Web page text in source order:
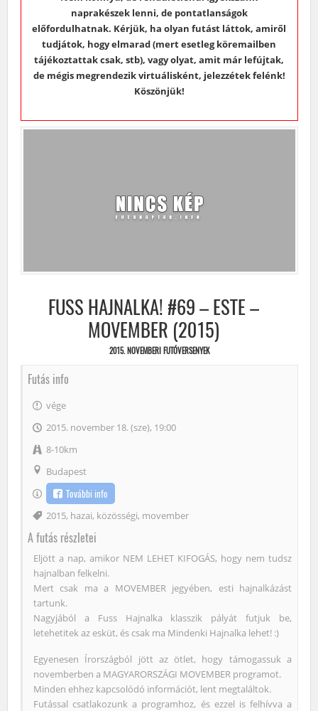
naprakészek lenni, de pontatlanságok
előfordulhatnak. Kérjük, ha olyan futást láttok, amiről
tudjátok, hogy elmarad (mert esetleg köremailben
tájékoztattak csak, stb), vagy olyat, amit már lefújtak,
de mégis megrendezik virtuálisként, jelezzétek felénk!
Köszönjük!
FUSS HAJNALKA! #69 – ESTE –
MOVEMBER (2015)
2015. NOVEMBERI FUTÓVERSENYEK
Futás info
vége
2015. november 18. (sze), 19:00
8-10km
Budapest
További info
Címke
2015, hazai, közösségi, movember
A futás részletei
Eljött a nap, amikor NEM LEHET KIFOGÁS, hogy nem tudsz
hajnalban felkelni.
Mert csak ma a MOVEMBER jegyében, esti hajnalkázást
tartunk.
Nagyjából a Fuss Hajnalka klasszik pályát futjuk be,
letehetitek az esküt, és csak ma Mindenki Hajnalka lehet! :)
Egyenesen Írországból jött az ötlet, hogy támogassuk a
novemberben a MAGYARORSZÁGI MOVEMBER programot.
Minden ehhez kapcsolódó információt, lent megtaláltok.
Futással csatlakozunk a programhoz, és ezzel is felhívva a